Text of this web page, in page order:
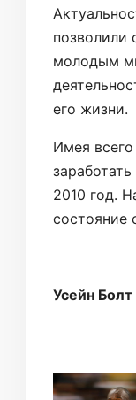
позволили
молодым
его жизни.
Имея
2010 год.
состояние
Усейн Болт